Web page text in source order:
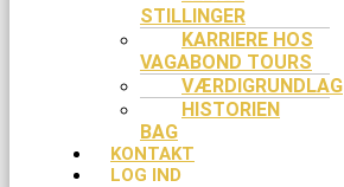
STILLINGER
KARRIERE HOS
VAGABOND TOURS
VÆRDIGRUNDLAG
HISTORIEN
BAG
KONTAKT
LOG IND